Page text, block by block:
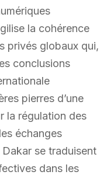
la cohérence
privés globaux qui,
conclusions
pierres d’une
la régulation des
échanges
se traduisent
dans les